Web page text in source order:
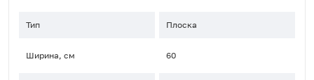
Тип Плоска
Ширина, см 60